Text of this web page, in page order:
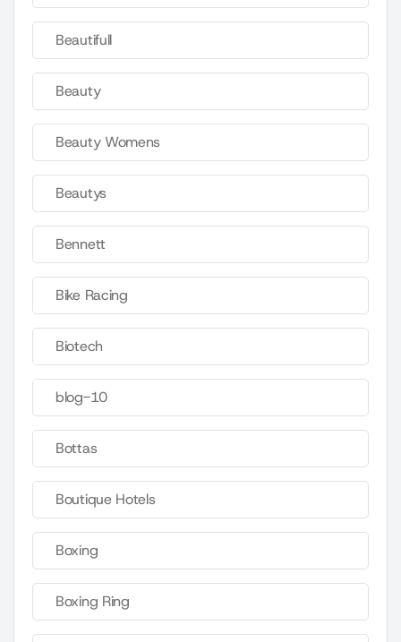
Beautifull
Beauty
Beauty Womens
Beautys
Bennett
Bike Racing
Biotech
blog-10
Bottas
Boutique Hotels
Boxing
Boxing Ring